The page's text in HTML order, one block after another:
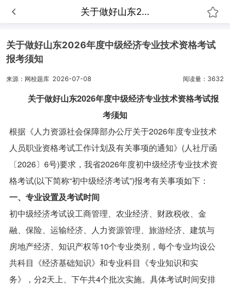
关于做好山东2...
关于做好山东2026年度中级经济专业技术资格考试
报考须知
来源：网校题库 2026-07-08 阅读量：3632
关于做好山东2026年度中级经济专业技术资格考试报
考须知
根据《人力资源社会保障部办公厅关于2026年度专业技术
人员职业资格考试工作计划及有关事项的通知》(人社厅函
〔2026〕6号)要求，我省2026年度初中级经济专业技术资
格考试(以下简称“初中级经济考试”)报考有关事项如下：
一、专业设置及考试时间
初中级经济考试设工商管理、农业经济、财政税收、金
融、保险、运输经济、人力资源管理、旅游经济、建筑与
房地产经济、知识产权等10个专业类别，每个专业均设公
共科目《经济基础知识》和专业科目《专业知识和实
务》，分2天上、下午共4个批次实施。具体考试时间安排